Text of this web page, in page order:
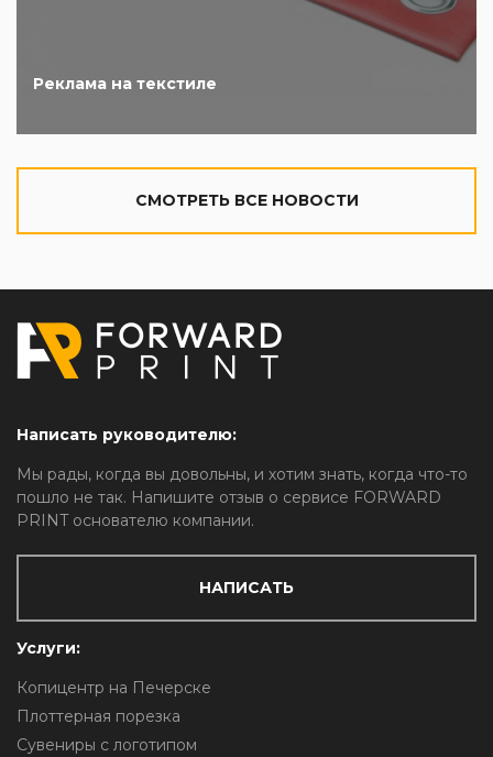
Реклама на текстиле
CМОТРЕТЬ ВСЕ НОВОСТИ
Написать руководителю:
Мы рады, когда вы довольны, и хотим знать, когда что-то
пошло не так. Напишите отзыв о сервисе FORWARD
PRINT основателю компании.
НАПИСАТЬ
Услуги:
Копицентр на Печерске
Плоттерная порезка
Сувениры с логотипом